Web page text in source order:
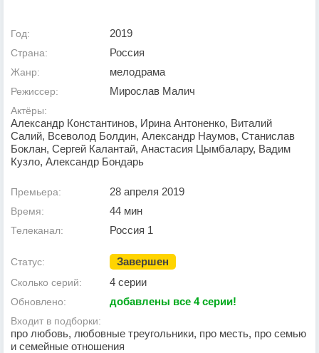
Год: 2019
Страна: Россия
Жанр: мелодрама
Режиссер: Мирослав Малич
Актёры:
Александр Константинов, Ирина Антоненко, Виталий
Салий, Всеволод Болдин, Александр Наумов, Станислав
Боклан, Сергей Калантай, Анастасия Цымбалару, Вадим
Кузло, Александр Бондарь
Премьера: 28 апреля 2019
Время: 44 мин
Телеканал: Россия 1
Статус: Завершен
Сколько серий: 4 серии
Обновлено: добавлены все 4 серии!
Входит в подборки:
про любовь, любовные треугольники, про месть, про семью
и семейные отношения